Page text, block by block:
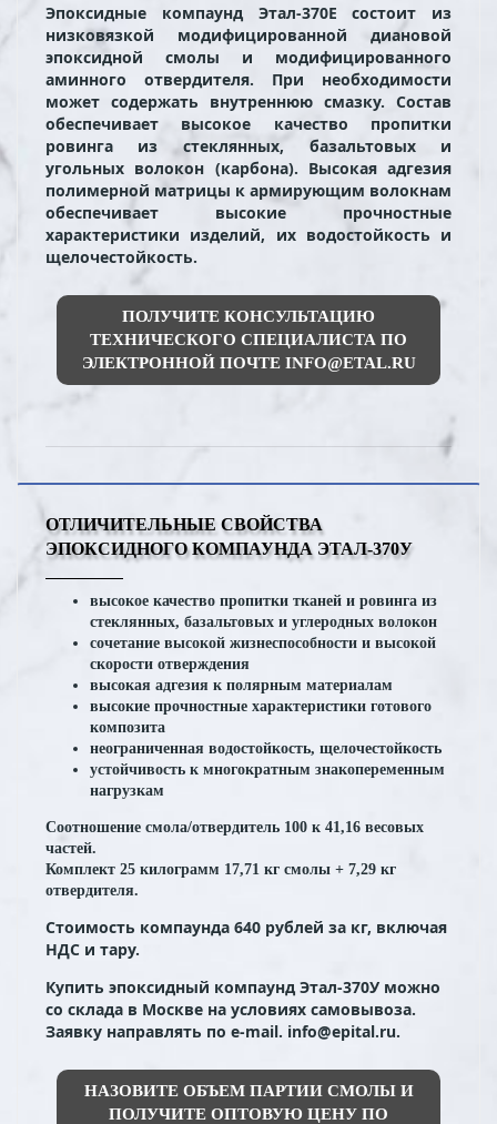
Эпоксидные компаунд Этал-370E состоит из
низковязкой модифицированной диановой
эпоксидной смолы и модифицированного
аминного отвердителя. При необходимости
может содержать внутреннюю смазку. Состав
обеспечивает высокое качество пропитки
ровинга из стеклянных, базальтовых и
угольных волокон (карбона). Высокая адгезия
полимерной матрицы к армирующим волокнам
обеспечивает высокие прочностные
характеристики изделий, их водостойкость и
щелочестойкость.
ПОЛУЧИТЕ КОНСУЛЬТАЦИЮ
ТЕХНИЧЕСКОГО СПЕЦИАЛИСТА ПО
ЭЛЕКТРОННОЙ ПОЧТЕ INFO@ETAL.RU
ОТЛИЧИТЕЛЬНЫЕ СВОЙСТВА
ЭПОКСИДНОГО КОМПАУНДА ЭТАЛ-370У
высокое качество пропитки тканей и ровинга из
стеклянных, базальтовых и углеродных волокон
сочетание высокой жизнеспособности и высокой
скорости отверждения
высокая адгезия к полярным материалам
высокие прочностные характеристики готового
композита
неограниченная водостойкость, щелочестойкость
устойчивость к многократным знакопеременным
нагрузкам
Соотношение смола/отвердитель 100 к 41,16 весовых
частей.
Комплект 25 килограмм 17,71 кг смолы + 7,29 кг
отвердителя.
Стоимость компаунда 640 рублей за кг, включая
НДС и тару.
Купить эпоксидный компаунд Этал-370У можно
со склада в Москве на условиях самовывоза.
Заявку направлять по e-mail. info@epital.ru.
НАЗОВИТЕ ОБЪЕМ ПАРТИИ СМОЛЫ И
ПОЛУЧИТЕ ОПТОВУЮ ЦЕНУ ПО